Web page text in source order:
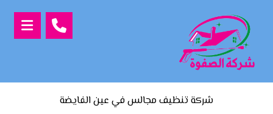
شركة تنظيف مجالس في عين الفايضة